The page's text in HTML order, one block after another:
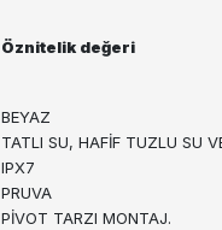
Öznitelik değeri
BEYAZ
TATLI SU, HAFİF TUZLU SU
IPX7
PRUVA
PİVOT TARZI MONTAJ.